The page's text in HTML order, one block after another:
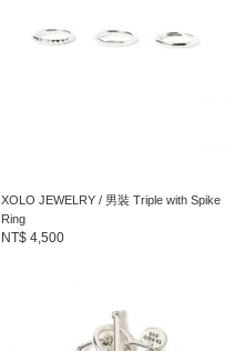
XOLO JEWELRY / 男裝 Triple with Spike
Ring
NT$ 4,500